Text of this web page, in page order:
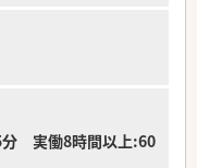
分 実働8時間以上:60